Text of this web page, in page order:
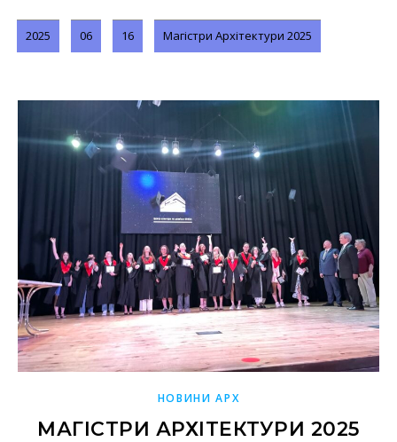
2025 06 16 Магістри Архітектури 2025
НОВИНИ АРХ
МАГІСТРИ АРХІТЕКТУРИ 2025